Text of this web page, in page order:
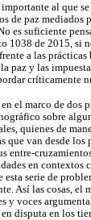
al que
de paz
es suficiente
1038 de 2015, si
a las
paz y las
críticamente
el marco de
sobre
quienes de
que van desde
entre-
en contextos
esta serie de
Así las cosas, el
y voces
disputa en los